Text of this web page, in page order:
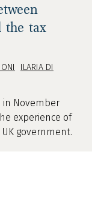
the tax
ILARIA DI
November
experience of
government.